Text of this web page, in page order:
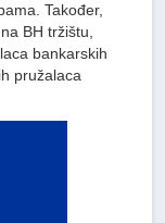
Također,
BH tržištu,
bankarskih
pružalaca